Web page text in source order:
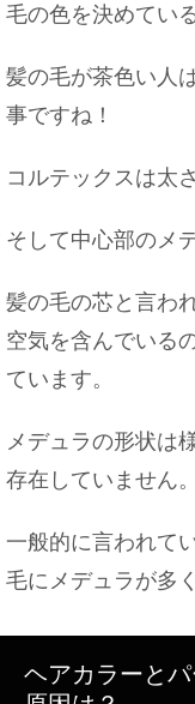
毛の色を決めてい
髪の毛が茶色い人
事ですね！
コルテックスは太
そして中心部のメ
髪の毛の芯と言わ
空気を含んでいる
ています。
メデュラの形状は
存在していません。
一般的に言われて
毛にメデュラが多
ヘアカラーと